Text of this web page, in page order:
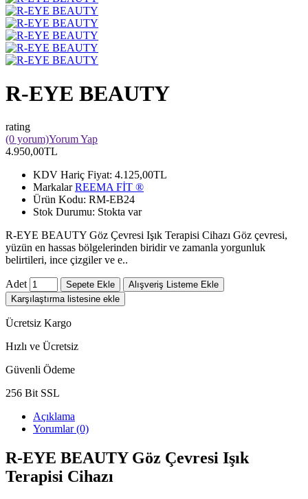
R-EYE BEAUTY
rating
(0 yorum)Yorum Yap
4.950,00TL
KDV Hariç Fiyat: 4.125,00TL
MarkalarREEMA FİT ®️
Ürün Kodu: RM-EB24
Stok Durumu: Stokta var
R-EYE BEAUTY Göz Çevresi Işık Terapisi Cihazı Göz çevresi,
yüzün en hassas bölgelerinden biridir ve zamanla yorgunluk
belirtileri, ince çizgiler ve e..
Adet Sepete Ekle
Alışveriş Listeme Ekle
Karşılaştırma listesine ekle
Ücretsiz Kargo
Hızlı ve Ücretsiz
Güvenli Ödeme
256 Bit SSL
Açıklama
Yorumlar (0)
R-EYE BEAUTY Göz Çevresi Işık
Terapisi Cihazı